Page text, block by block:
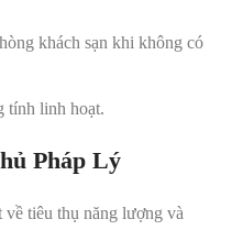
khách sạn khi không có
tính linh hoạt.
Pháp Lý
về tiêu thụ năng lượng và